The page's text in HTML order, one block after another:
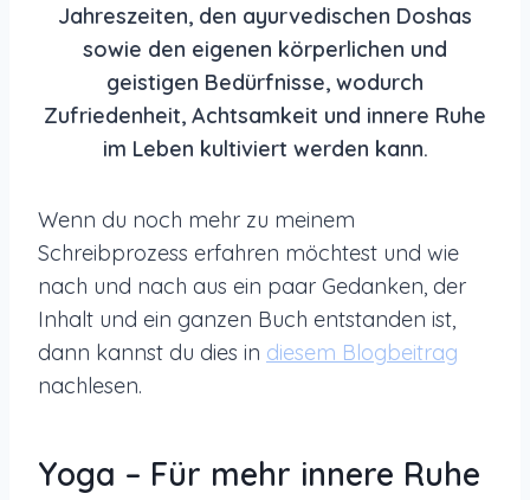
Jahreszeiten, den ayurvedischen Doshas
sowie den eigenen körperlichen und
geistigen Bedürfnisse, wodurch
Zufriedenheit, Achtsamkeit und innere Ruhe
im Leben kultiviert werden kann.
Wenn du noch mehr zu meinem
Schreibprozess erfahren möchtest und wie
nach und nach aus ein paar Gedanken, der
Inhalt und ein ganzen Buch entstanden ist,
dann kannst du dies in diesem Blogbeitrag
nachlesen.
Yoga – Für mehr innere Ruhe